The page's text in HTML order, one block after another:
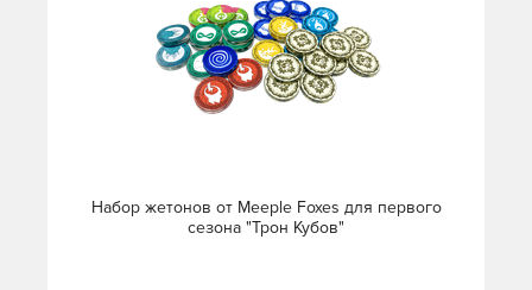
Набор жетонов от Meeple Foxes для первого
сезона "Трон Кубов"